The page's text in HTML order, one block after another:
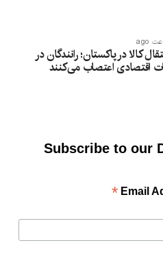
کالا در پاکستان؛ رانندگان در
اقتصادی اعتصاب می‌کنند
Subscribe to our
Email
*